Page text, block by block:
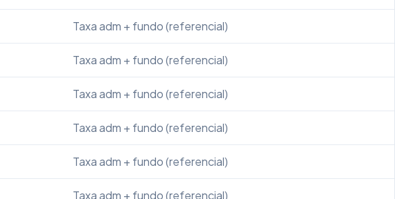
Taxa adm + fundo (referencial)
Taxa adm + fundo (referencial)
Taxa adm + fundo (referencial)
Taxa adm + fundo (referencial)
Taxa adm + fundo (referencial)
Taxa adm + fundo (referencial)